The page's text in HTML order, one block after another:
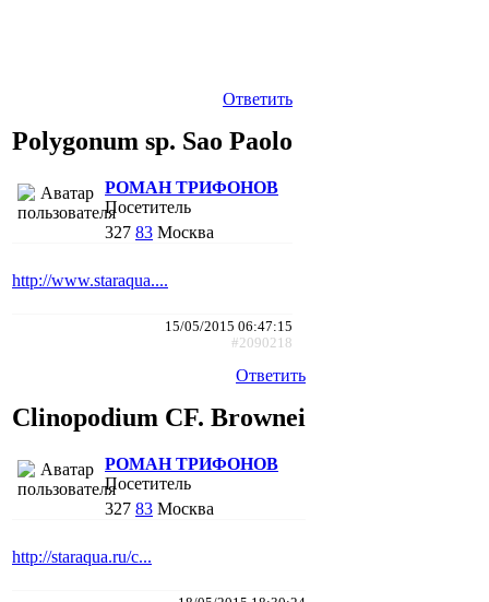
Ответить
Polygonum sp. Sao Paolo
РОМАН ТРИФОНОВ
Посетитель
327 83 Москва
http://www.staraqua....
15/05/2015 06:47:15
#2090218
Ответить
Clinopodium CF. Brownei
РОМАН ТРИФОНОВ
Посетитель
327 83 Москва
http://staraqua.ru/c...